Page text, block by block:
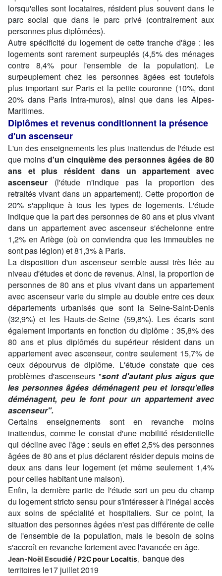
lorsqu'elles sont locataires, résident plus souvent dans le
parc social que dans le parc privé (contrairement aux
personnes plus diplômées).
Autre spécificité du logement de cette tranche d'âge : les
logements sont rarement surpeuplés (4,5% des ménages
contre 8,4% pour l'ensemble de la population). Le
surpeuplement chez les personnes âgées est toutefois
plus important sur Paris et la petite couronne (10%, dont
20% dans Paris intra-muros), ainsi que dans les Alpes-
Maritimes.
Diplômes et revenus conditionnent la présence
d'un ascenseur
L'un des enseignements les plus inattendus de l'étude est
que moins d'un cinquième des personnes âgées de 80
ans et plus résident dans un appartement avec
ascenseur (l'étude n'indique pas la proportion des
retraités vivant dans un appartement). Cette proportion de
20% s'applique à tous les types de logements. L'étude
indique que la part des personnes de 80 ans et plus vivant
dans un appartement avec ascenseur s'échelonne entre
1,2% en Ariège (où on conviendra que les immeubles ne
sont pas légion) et 81,3% à Paris.
La disposition d'un ascenseur semble aussi très liée au
niveau d'études et donc de revenus. Ainsi, la proportion de
personnes de 80 ans et plus vivant dans un appartement
avec ascenseur varie du simple au double entre ces deux
départements urbanisés que sont la Seine-Saint-Denis
(32,9%) et les Hauts-de-Seine (59,8%). Les écarts sont
également importants en fonction du diplôme : 35,8% des
80 ans et plus diplômés du supérieur résident dans un
appartement avec ascenseur, contre seulement 15,7% de
ceux dépourvus de diplôme. L'étude constate que ces
problèmes d'ascenseurs "sont d'autant plus aigus que
les personnes âgées déménagent peu et lorsqu'elles
déménagent, peu le font pour un appartement avec
ascenseur".
Certains enseignements sont en revanche moins
inattendus, comme le constat d'une mobilité résidentielle
qui décline avec l'âge : seuls en effet 2,5% des personnes
âgées de 80 ans et plus déclarent résider depuis moins de
deux ans dans leur logement (et même seulement 1,4%
pour celles habitant une maison).
Enfin, la dernière partie de l'étude sort un peu du champ
du logement stricto sensu pour s'intéresser à l'inégal accès
aux soins de spécialité et hospitaliers. Sur ce point, la
situation des personnes âgées n'est pas différente de celle
de l'ensemble de la population, mais le besoin de soins
s'accroît en revanche fortement avec l'avancée en âge.
Jean-Noël Escudié / P2C pour Localtis, banque des
territoires le17 juillet 2019